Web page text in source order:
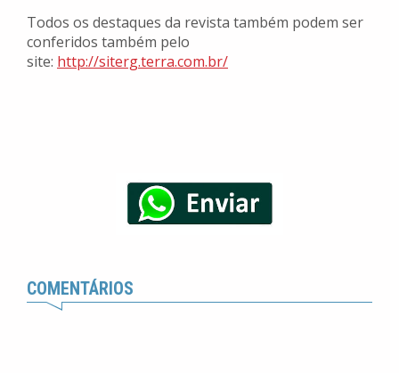
Todos os destaques da revista também podem ser
conferidos também pelo
site: http://siterg.terra.com.br/
COMENTÁRIOS